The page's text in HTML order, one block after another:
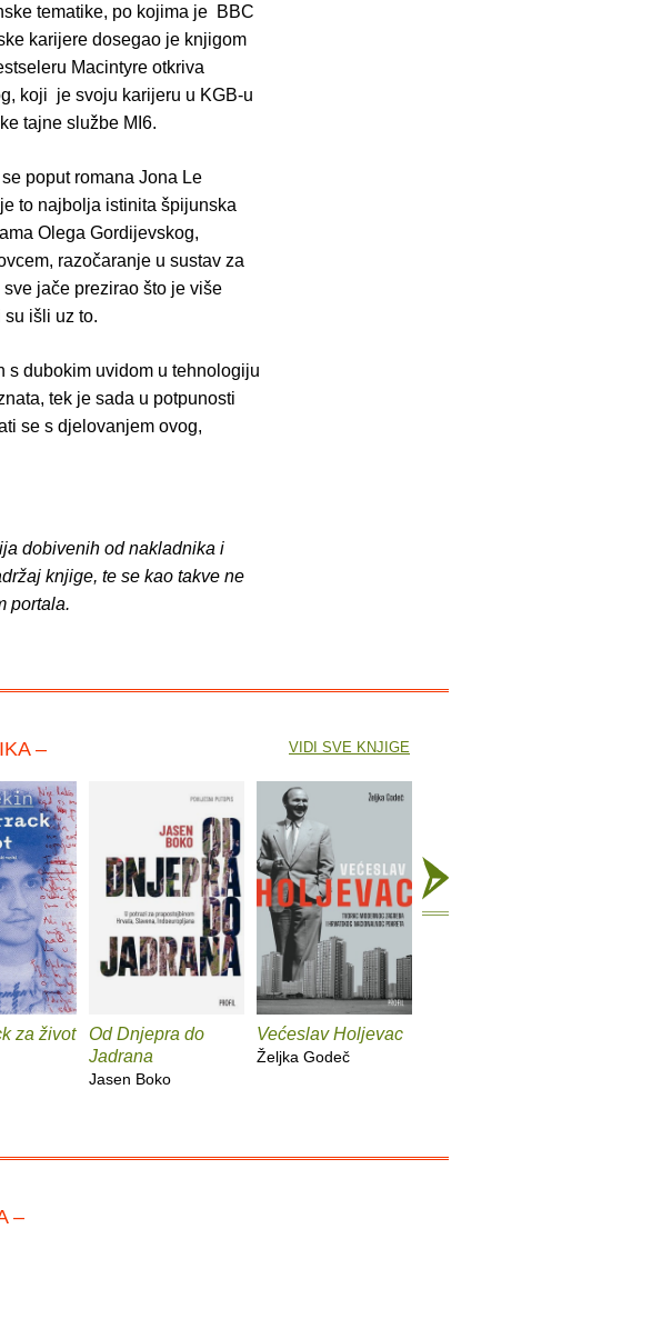
tematike, po kojima je BBC
karijere dosegao je knjigom
Macintyre otkriva
koji je svoju karijeru u KGB-u
tajne službe MI6.
poput romana Jona Le
to najbolja istinita špijunska
Olega Gordijevskog,
razočaranje u sustav za
jače prezirao što je više
išli uz to.
s dubokim uvidom u tehnologiju
tek je sada u potpunosti
se s djelovanjem ovog,
dobivenih od nakladnika i
knjige, te se kao takve ne
portala.
–
za život
Od Dnjepra do
Jadrana
Jasen Boko
Većeslav Holjevac
Željka Godeč
VIDI SVE KNJIGE
–